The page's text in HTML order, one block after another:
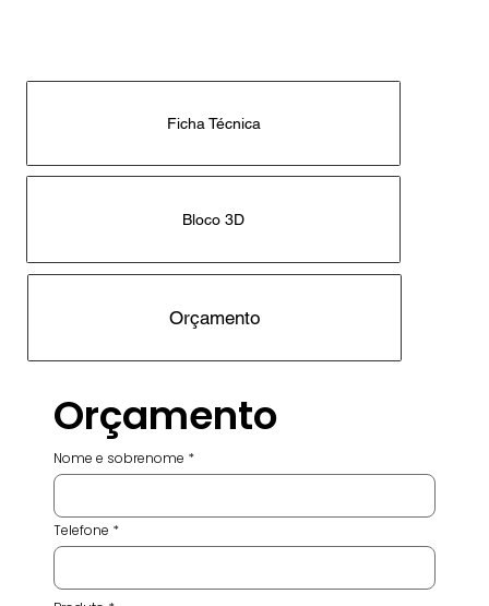
Orçamento
Nome e sobrenome
Telefone
Ficha Técnica
Bloco 3D
Orçamento